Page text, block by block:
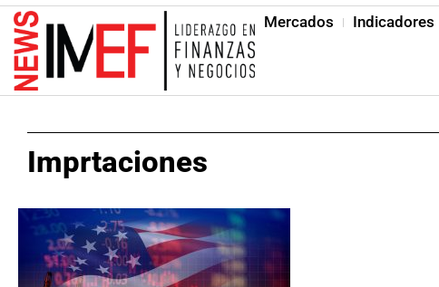
Mercados Indicadores
Imprtaciones